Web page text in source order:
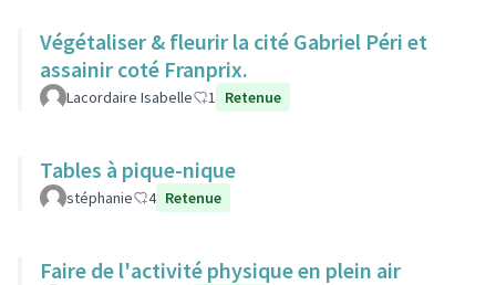
Végétaliser & fleurir la cité Gabriel Péri et
assainir coté Franprix.
Lacordaire Isabelle 1 Retenue
Tables à pique-nique
stéphanie 4 Retenue
Faire de l'activité physique en plein air